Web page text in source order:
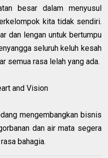
besar dalam menyusul
kita tidak sendiri.
dan lengan untuk bertumpu
seluruh keluh kesah
semua rasa lelah yang ada.
and Vision
mengembangkan bisnis
dan air mata segera
bahagia.